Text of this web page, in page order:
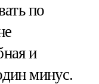
по
и
минус.